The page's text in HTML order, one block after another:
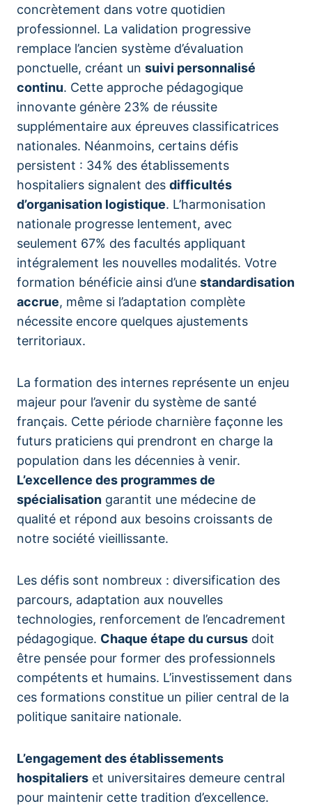
concrètement dans votre quotidien
professionnel. La validation progressive
remplace l’ancien système d’évaluation
ponctuelle, créant un suivi personnalisé
continu. Cette approche pédagogique
innovante génère 23% de réussite
supplémentaire aux épreuves classificatrices
nationales. Néanmoins, certains défis
persistent : 34% des établissements
hospitaliers signalent des difficultés
d’organisation logistique. L’harmonisation
nationale progresse lentement, avec
seulement 67% des facultés appliquant
intégralement les nouvelles modalités. Votre
formation bénéficie ainsi d’une standardisation
accrue, même si l’adaptation complète
nécessite encore quelques ajustements
territoriaux.
La formation des internes représente un enjeu
majeur pour l’avenir du système de santé
français. Cette période charnière façonne les
futurs praticiens qui prendront en charge la
population dans les décennies à venir.
L’excellence des programmes de
spécialisation garantit une médecine de
qualité et répond aux besoins croissants de
notre société vieillissante.
Les défis sont nombreux : diversification des
parcours, adaptation aux nouvelles
technologies, renforcement de l’encadrement
pédagogique. Chaque étape du cursus doit
être pensée pour former des professionnels
compétents et humains. L’investissement dans
ces formations constitue un pilier central de la
politique sanitaire nationale.
L’engagement des établissements
hospitaliers et universitaires demeure central
pour maintenir cette tradition d’excellence.